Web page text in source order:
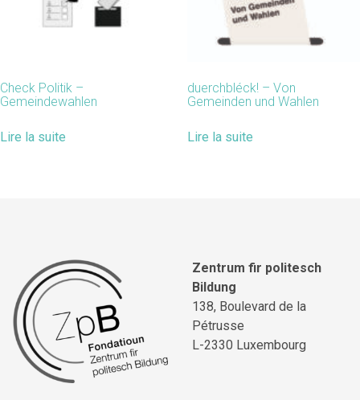
Check Politik –
Gemeindewahlen
Lire la suite
duerchbléck! – Von
Gemeinden und Wahlen
Lire la suite
Zentrum fir politesch
Bildung
138, Boulevard de la
Pétrusse
L-2330 Luxembourg